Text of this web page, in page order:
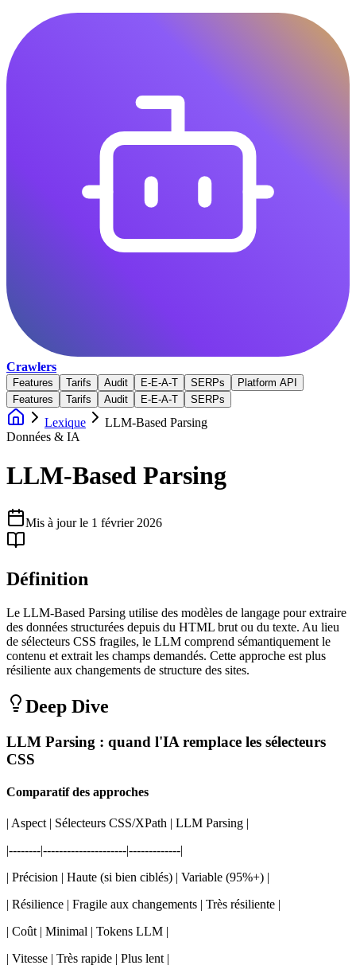
Crawlers
Features Tarifs Audit E-E-A-T SERPs
Platform API
Features
Tarifs Audit E-E-A-T SERPs
Lexique
LLM-Based Parsing
Données & IA
LLM-Based Parsing
Mis à jour le 1 février 2026
Définition
Le LLM-Based Parsing utilise des modèles de langage pour extraire
des données structurées depuis du HTML brut ou du texte. Au lieu
de sélecteurs CSS fragiles, le LLM comprend sémantiquement le
contenu et extrait les champs demandés. Cette approche est plus
résiliente aux changements de structure des sites.
Deep Dive
LLM Parsing : quand l'IA remplace les sélecteurs
CSS
Comparatif des approches
| Aspect | Sélecteurs CSS/XPath | LLM Parsing |
|--------|---------------------|-------------|
| Précision | Haute (si bien ciblés) | Variable (95%+) |
| Résilience | Fragile aux changements | Très résiliente |
| Coût | Minimal | Tokens LLM |
| Vitesse | Très rapide | Plus lent |